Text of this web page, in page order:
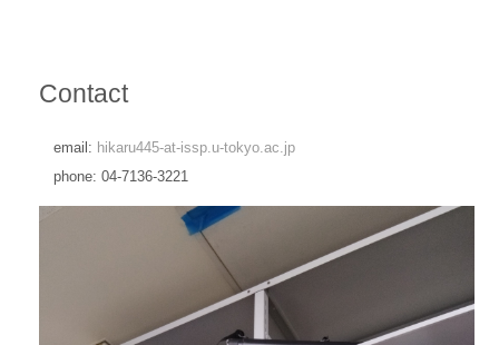
Contact
email: hikaru445-at-issp.u-tokyo.ac.jp
phone: 04-7136-3221